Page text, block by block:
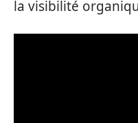
la visibilité